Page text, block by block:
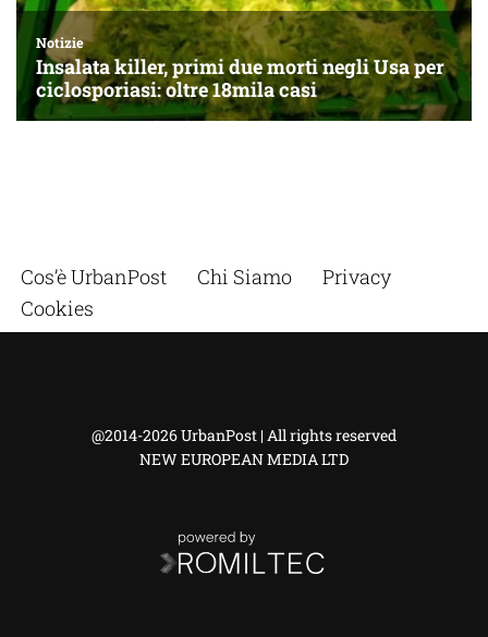
Cos’è UrbanPost Chi Siamo
Privacy
Cookies
@2014-2026 UrbanPost | All rights reserved
NEW EUROPEAN MEDIA LTD